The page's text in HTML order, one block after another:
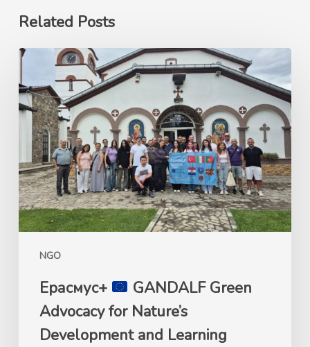
Related Posts
NGO
Ерасмус+
GANDALF
Green
Advocacy
Nature’s
Development
and
Learning
26.07-
01.08.2026
Кочани,
Македонија
Ерасмус+
GANDALF Green
Advocacy for Nature’s
Development and Learning